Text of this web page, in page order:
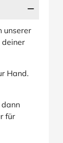
unserer
deiner
Hand.
für